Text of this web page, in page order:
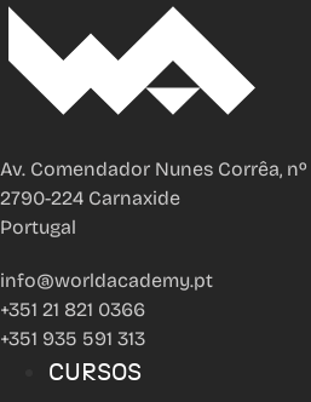
Av. Comendador Nunes Corrêa,
2790-224 Carnaxide
Portugal
info@worldacademy.pt
+351 21 821 0366
+351 935 591 313
CURSOS